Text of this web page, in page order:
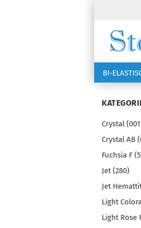
BI-
Crystal
Crystal AB
Fuchsia F
Jet (280)
Jet
Light
Light Rose